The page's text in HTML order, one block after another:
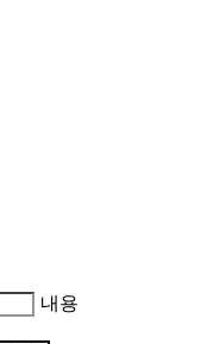
내용